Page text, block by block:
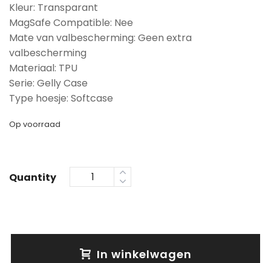
Kleur: Transparant
MagSafe Compatible: Nee
Mate van valbescherming: Geen extra
valbescherming
Materiaal: TPU
Serie: Gelly Case
Type hoesje: Softcase
Op voorraad
Quantity
In winkelwagen